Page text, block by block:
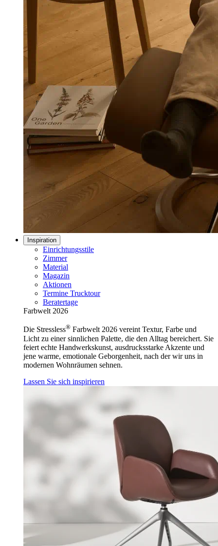
Inspiration
Einrichtungsstile
Zimmer
Material
Magazin
Aktionen
Termine Trucktour
Beratertage
Farbwelt 2026
Die Stressless® Farbwelt 2026 vereint Textur, Farbe und
Licht zu einer sinnlichen Palette, die den Alltag bereichert. Sie
feiert echte Handwerkskunst, ausdrucksstarke Akzente und
jene warme, emotionale Geborgenheit, nach der wir uns in
modernen Wohnräumen sehnen.
Lassen Sie sich inspirieren